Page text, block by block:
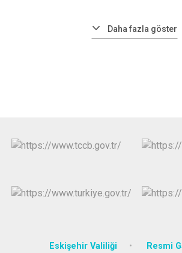
Daha fazla göster
Eskişehir Valiliği Resmi